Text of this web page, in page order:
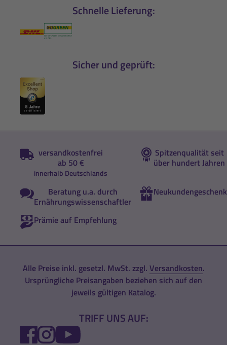
Schnelle Lieferung:
Sicher und geprüft:
versandkostenfrei
ab 50 €
innerhalb Deutschlands
Spitzenqualität seit
über hundert Jahren
Beratung u.a. durch
Ernährungswissenschaftler
Neukundengeschenk
Prämie auf Empfehlung
Alle Preise inkl. gesetzl. MwSt. zzgl. Versandkosten.
Ursprüngliche Preisangaben beziehen sich auf den
jeweils gültigen Katalog.
TRIFF UNS AUF:
FACEBOOK
INSTAGRAM
YOUTUBE